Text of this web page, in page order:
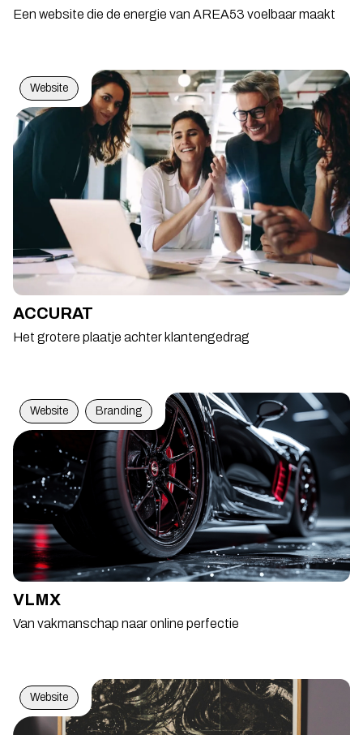
Een website die de energie van AREA53 voelbaar maakt
Website
ACCURAT
Het grotere plaatje achter klantengedrag
Website Branding
VLMX
Van vakmanschap naar online perfectie
Website